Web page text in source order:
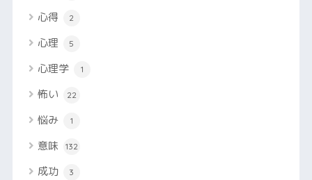
心得 2
心理 5
心理学 1
怖い 22
悩み 1
意味 132
成功 3